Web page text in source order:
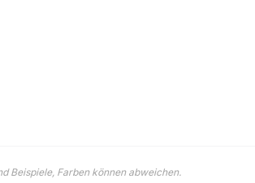
Beispiele, Farben können abweichen.